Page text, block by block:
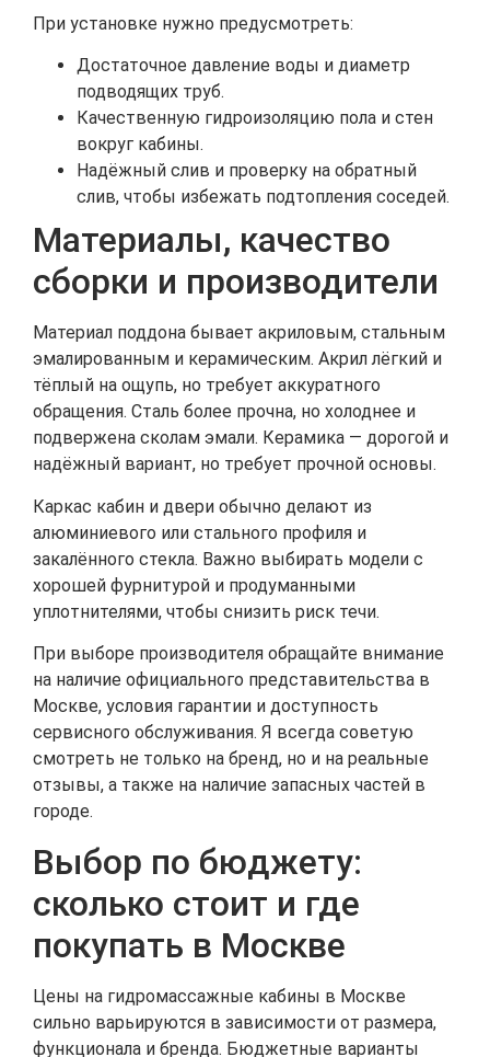
При установке нужно предусмотреть:
Достаточное давление воды и диаметр
подводящих труб.
Качественную гидроизоляцию пола и стен
вокруг кабины.
Надёжный слив и проверку на обратный
слив, чтобы избежать подтопления соседей.
Материалы, качество
сборки и производители
Материал поддона бывает акриловым, стальным
эмалированным и керамическим. Акрил лёгкий и
тёплый на ощупь, но требует аккуратного
обращения. Сталь более прочна, но холоднее и
подвержена сколам эмали. Керамика — дорогой и
надёжный вариант, но требует прочной основы.
Каркас кабин и двери обычно делают из
алюминиевого или стального профиля и
закалённого стекла. Важно выбирать модели с
хорошей фурнитурой и продуманными
уплотнителями, чтобы снизить риск течи.
При выборе производителя обращайте внимание
на наличие официального представительства в
Москве, условия гарантии и доступность
сервисного обслуживания. Я всегда советую
смотреть не только на бренд, но и на реальные
отзывы, а также на наличие запасных частей в
городе.
Выбор по бюджету:
сколько стоит и где
покупать в Москве
Цены на гидромассажные кабины в Москве
сильно варьируются в зависимости от размера,
функционала и бренда. Бюджетные варианты